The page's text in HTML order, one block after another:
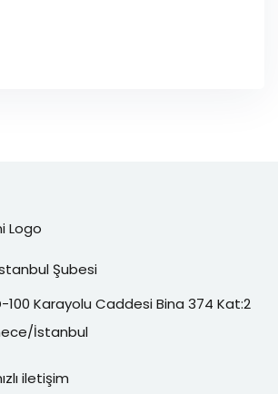
Şubesi
100 Karayolu Caddesi Bina 374 Kat:2
İstanbul
iletişim